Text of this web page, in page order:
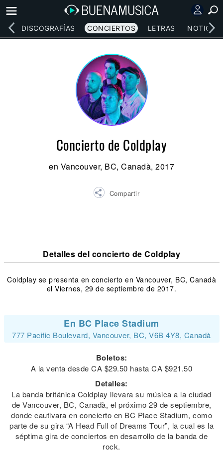
DISCOGRAFÍAS CONCIERTOS LETRAS NOTICIAS
Concierto de Coldplay
en Vancouver, BC, Canadà, 2017
Compartir
Detalles del concierto de Coldplay
Coldplay se presenta en concierto en Vancouver, BC, Canadà
el Viernes, 29 de septiembre de 2017.
En BC Place Stadium
777 Pacific Boulevard, Vancouver, BC, V6B 4Y8, Canadà
Boletos:
A la venta desde CA $29.50 hasta CA $921.50
Detalles:
La banda británica Coldplay llevara su música a la ciudad
de Vancouver, BC, Canadà, el próximo 29 de septiembre,
donde cautivara en concierto en BC Place Stadium, como
parte de su gira “A Head Full of Dreams Tour”, la cual es la
séptima gira de conciertos en desarrollo de la banda de
rock.